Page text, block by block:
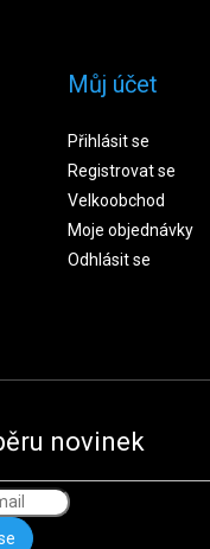
Můj účet
Přihlásit se
Registrovat se
Velkoobchod
Moje objednávky
Odhlásit se
novinek